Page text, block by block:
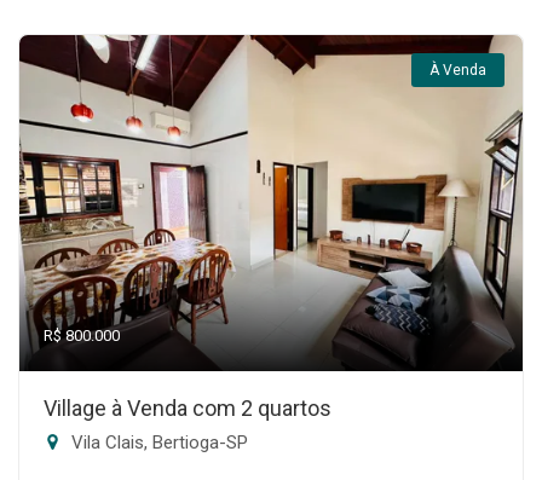
À Venda
R$ 800.000
Village à Venda com 2 quartos
Vila Clais, Bertioga-SP